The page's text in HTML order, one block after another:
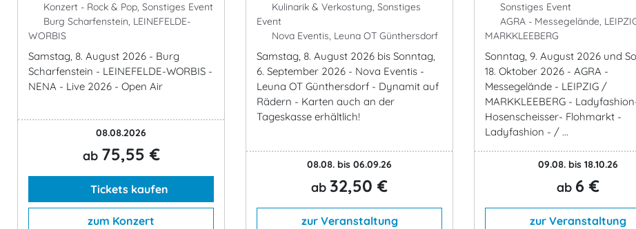
Konzert - Rock & Pop, Sonstiges Event
Burg Scharfenstein, LEINEFELDE-
WORBIS
Samstag, 8. August 2026 - Burg
Scharfenstein - LEINEFELDE-WORBIS -
NENA - Live 2026 - Open Air
08.08.2026
ab 75,55 €
Tickets kaufen
zum Konzert
Kulinarik & Verkostung, Sonstiges
Event
Nova Eventis, Leuna OT Günthersdorf
Samstag, 8. August 2026 bis Sonntag,
6. September 2026 - Nova Eventis -
Leuna OT Günthersdorf - Dynamit auf
Rädern - Karten auch an der
Tageskasse erhältlich!
08.08. bis 06.09.26
ab 32,50 €
zur Veranstaltung
Sonstiges Event
AGRA - Messegelände,
MARKKLEEBERG
Sonntag, 9. August 2026 und
18. Oktober 2026 - AGRA -
Messegelände - LEIPZIG /
MARKKLEEBERG -
Hosenscheisser- Flohmarkt -
Ladyfashion - / ...
09.08. bis 18.10.26
ab 6 €
zur Veranstaltung